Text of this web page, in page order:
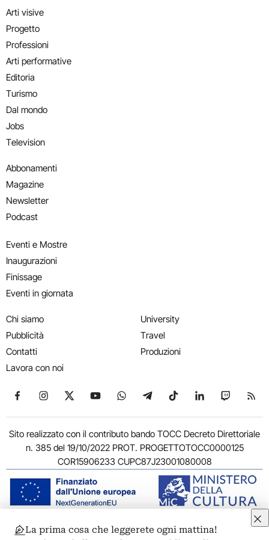
Arti visive
Progetto
Professioni
Arti performative
Editoria
Turismo
Dal mondo
Jobs
Television
Abbonamenti
Magazine
Newsletter
Podcast
Eventi e Mostre
Inaugurazioni
Finissage
Eventi in giornata
Chi siamo
Pubblicità
Contatti
Lavora con noi
University
Travel
Produzioni
Seguici su Facebook
Seguici su Instagram
Seguici su X
Seguici su YouTube
Seguici su WhatsApp
Seguici su Telegram
Seguici su TikTok
Seguici su
Seguici
Sito realizzato con il contributo bando TOCC Decreto Direttoriale
n. 385 del 19/10/2022 PROT. PROGETTOTOCC0000125
COR15906233 CUPC87J23001080008
© 2011-2026 ARTRIBUNE srl – Corso Vittorio Emanuele II, 287 –
La prima cosa che leggerete ogni mattina!